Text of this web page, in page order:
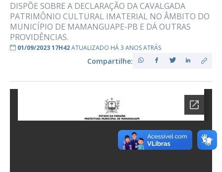
DISPÕE SOBRE A DECLARAÇÃO DA CAVALGADA
PATRIMÔNIO CULTURAL IMATERIAL NO ÂMBITO DO
MUNICÍPIO DE MAMANGUAPE-PB E DÁ OUTRAS
PROVIDÊNCIAS.
01/09/2023 17H42ATUALIZADO HÁ 3 ANOS ATRÁS
Compartilhe: